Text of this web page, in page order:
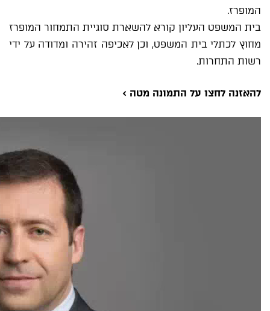
המופרז.
בית המשפט העליון קורא להשארת סוגיית התמחור המופרז
מחוץ לכתלי בית המשפט, וכן לאכיפה זהירה ומדודה על ידי
רשות התחרות.
להאזנה לחצו על התמונה מטה >